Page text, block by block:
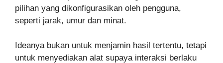
pilihan yang dikonfigurasikan oleh pengguna,
seperti jarak, umur dan minat.
Ideanya bukan untuk menjamin hasil tertentu, tetapi
untuk menyediakan alat supaya interaksi berlaku